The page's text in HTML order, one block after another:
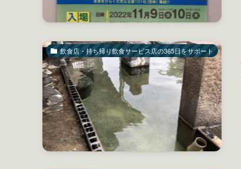
飲食店・持ち帰り飲食サービス店の365日をサポート